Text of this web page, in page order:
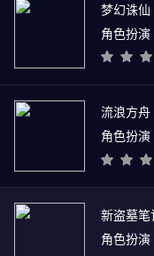
梦幻诛仙
角色扮演
流浪方舟
角色扮演
新盗墓笔
角色扮演